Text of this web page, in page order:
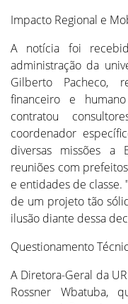
Impacto Regional e
A notícia foi
administração da
Gilberto Pacheco,
financeiro e
contratou
coordenador
diversas missões a
reuniões com
e entidades de
de um projeto tão
ilusão diante dessa
Questionamento
A Diretora-Geral da
Rossner Wbatuba,